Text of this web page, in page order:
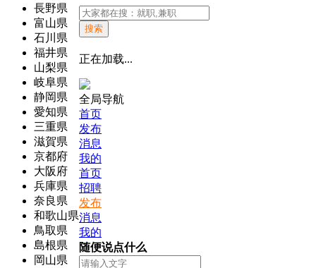
長野県
富山県
石川県
福井県
山梨県
岐阜県
静岡県
愛知県
三重県
滋賀県
京都府
大阪府
兵庫県
奈良県
和歌山県
鳥取県
島根県
岡山県
搜索
正在加载...
全局导航
首页
发布
消息
我的
首页
招聘
发布
消息
我的
随便说点什么